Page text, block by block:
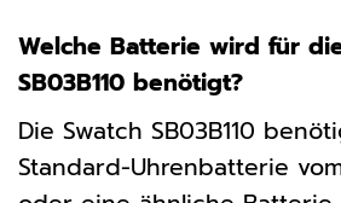
Welche Batterie wird für
SB03B110 benötigt?
Die Swatch SB03B110
Standard-Uhrenbatterie